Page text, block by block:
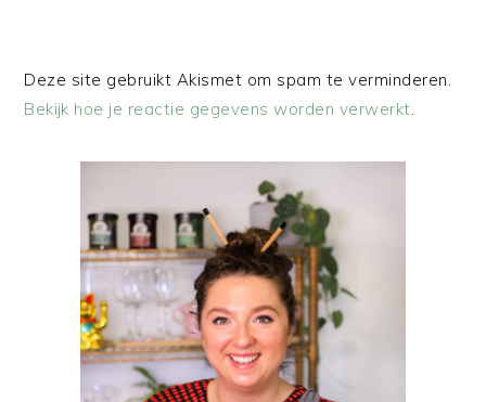
Deze site gebruikt Akismet om spam te verminderen.
Bekijk hoe je reactie gegevens worden verwerkt.